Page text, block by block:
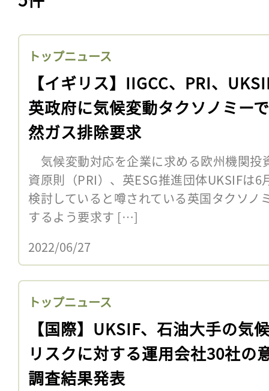
トップニュース
【イギリス】IIGCC、PRI、
英政府に気候変動タクソノミー
然ガス排除要求
気候変動対応を企業に求める欧州機関投
資原則（PRI）、英ESG推進団体UKSIFは
検討していると噂されている英国タクソノ
するよう要求す […]
2022/06/27
トップニュース
【国際】UKSIF、石油大手の気
リスクに対する運用会社30社の
調査結果発表